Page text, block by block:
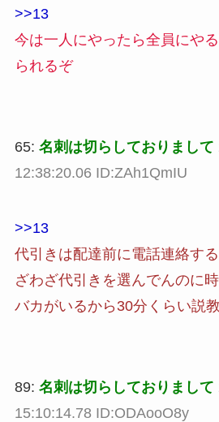
>>13
今は一人にやったら全員にや
られるぞ
65: 名刺は切らしておりまして
12:38:20.06 ID:ZAh1QmIU
>>13
代引きは配達前に電話連絡す
ざわざ代引きを選んでんのに
バカがいるから30分くらい説
89: 名刺は切らしておりまして
15:10:14.78 ID:ODAooO8y